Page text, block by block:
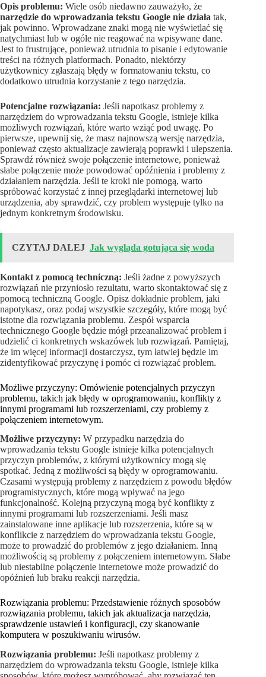
Opis problemu: Wiele osób niedawno zauważyło, że
narzędzie do wprowadzania tekstu Google nie działa tak,
jak powinno. Wprowadzane znaki mogą nie wyświetlać się
natychmiast lub w ogóle nie reagować na wpisywane dane.
Jest to frustrujące, ponieważ utrudnia to pisanie i edytowanie
treści na różnych platformach. Ponadto, niektórzy
użytkownicy zgłaszają błędy w formatowaniu tekstu, co
dodatkowo utrudnia korzystanie z tego narzędzia.
Potencjalne rozwiązania: Jeśli napotkasz problemy z
narzędziem do wprowadzania tekstu Google, istnieje kilka
możliwych rozwiązań, które warto wziąć pod uwagę. Po
pierwsze, upewnij się, że masz najnowszą wersję narzędzia,
ponieważ często aktualizacje zawierają poprawki i ulepszenia.
Sprawdź również swoje połączenie internetowe, ponieważ
słabe połączenie może powodować opóźnienia i problemy z
działaniem narzędzia. Jeśli te kroki nie pomogą, warto
spróbować korzystać z innej przeglądarki internetowej lub
urządzenia, aby sprawdzić, czy problem występuje tylko na
jednym konkretnym środowisku.
CZYTAJ DALEJ Jak wygląda gotująca się woda
Kontakt z pomocą techniczną: Jeśli żadne z powyższych
rozwiązań nie przyniosło rezultatu, warto skontaktować się z
pomocą techniczną Google. Opisz dokładnie problem, jaki
napotykasz, oraz podaj wszystkie szczegóły, które mogą być
istotne dla rozwiązania problemu. Zespół wsparcia
technicznego Google będzie mógł przeanalizować problem i
udzielić ci konkretnych wskazówek lub rozwiązań. Pamiętaj,
że im więcej informacji dostarczysz, tym łatwiej będzie im
zidentyfikować przyczynę i pomóc ci rozwiązać problem.
Możliwe przyczyny: Omówienie potencjalnych przyczyn
problemu, takich jak błędy w oprogramowaniu, konflikty z
innymi programami lub rozszerzeniami, czy problemy z
połączeniem internetowym.
Możliwe przyczyny: W przypadku narzędzia do
wprowadzania tekstu Google istnieje kilka potencjalnych
przyczyn problemów, z którymi użytkownicy mogą się
spotkać. Jedną z możliwości są błędy w oprogramowaniu.
Czasami występują problemy z narzędziem z powodu błędów
programistycznych, które mogą wpływać na jego
funkcjonalność. Kolejną przyczyną mogą być konflikty z
innymi programami lub rozszerzeniami. Jeśli masz
zainstalowane inne aplikacje lub rozszerzenia, które są w
konflikcie z narzędziem do wprowadzania tekstu Google,
może to prowadzić do problemów z jego działaniem. Inną
możliwością są problemy z połączeniem internetowym. Słabe
lub niestabilne połączenie internetowe może prowadzić do
opóźnień lub braku reakcji narzędzia.
Rozwiązania problemu: Przedstawienie różnych sposobów
rozwiązania problemu, takich jak aktualizacja narzędzia,
sprawdzenie ustawień i konfiguracji, czy skanowanie
komputera w poszukiwaniu wirusów.
Rozwiązania problemu: Jeśli napotkasz problemy z
narzędziem do wprowadzania tekstu Google, istnieje kilka